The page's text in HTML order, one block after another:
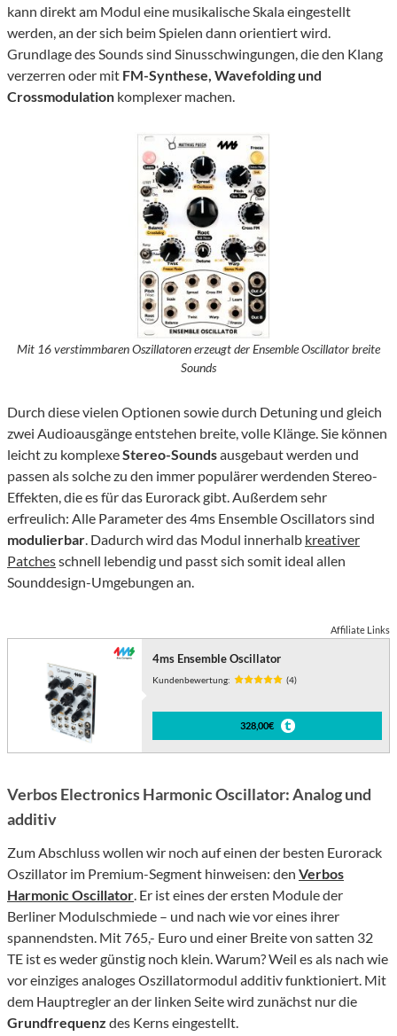
kann direkt am Modul eine musikalische Skala eingestellt
werden, an der sich beim Spielen dann orientiert wird.
Grundlage des Sounds sind Sinusschwingungen, die den Klang
verzerren oder mit FM-Synthese, Wavefolding und
Crossmodulation komplexer machen.
Mit 16 verstimmbaren Oszillatoren erzeugt der Ensemble Oscillator breite
Sounds
Durch diese vielen Optionen sowie durch Detuning und gleich
zwei Audioausgänge entstehen breite, volle Klänge. Sie können
leicht zu komplexeStereo-Soundsausgebaut werden und
passen als solche zu den immer populärer werdenden Stereo-
Effekten, die es für das Eurorack gibt. Außerdem sehr
erfreulich: Alle Parameter des 4ms Ensemble Oscillators sind
modulierbar. Dadurch wird das Modul innerhalb kreativer
Patchesschnell lebendig und passt sich somit ideal allen
Sounddesign-Umgebungen an.
Affiliate Links
4ms Ensemble Oscillator
Kundenbewertung: (4)
328,00€
Verbos Electronics Harmonic Oscillator: Analog und
additiv
Zum Abschluss wollen wir noch auf einen der besten Eurorack
Oszillator im Premium-Segment hinweisen: den Verbos
Harmonic Oscillator. Er ist eines der ersten Module der
Berliner Modulschmiede – und nach wie vor eines ihrer
spannendsten. Mit 765,- Euro und einer Breite von satten 32
TE ist es weder günstig noch klein. Warum? Weil es als nach wie
vor einziges analoges Oszillatormodul additiv funktioniert. Mit
dem Hauptregler an der linken Seite wird zunächst nur die
Grundfrequenz des Kerns eingestellt.